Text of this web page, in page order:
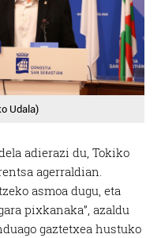
Udala)
adierazi du, Tokiko
agerraldian.
asmoa dugu, eta
pixkanaka”, azaldu
gaztetxea hustuko